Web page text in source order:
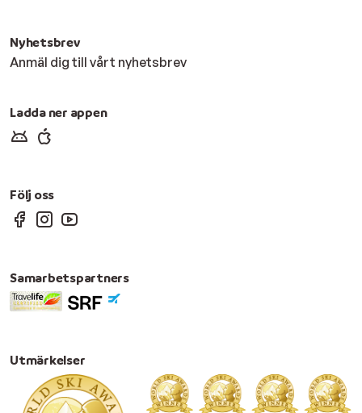
Nyhetsbrev
Anmäl dig till vårt nyhetsbrev
Ladda ner appen
Följ oss
Samarbetspartners
Utmärkelser